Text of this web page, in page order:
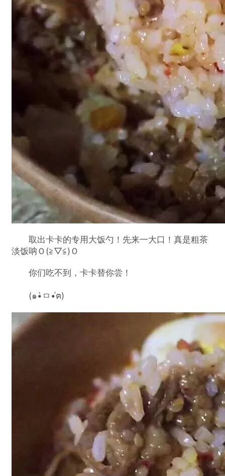
取出卡卡的专用大饭勺！先来一大口！真是粗茶
淡饭呐Ｏ(≧▽≦)Ｏ
你们吃不到，卡卡替你尝！
(๑•̀ㅁ•́ฅ)